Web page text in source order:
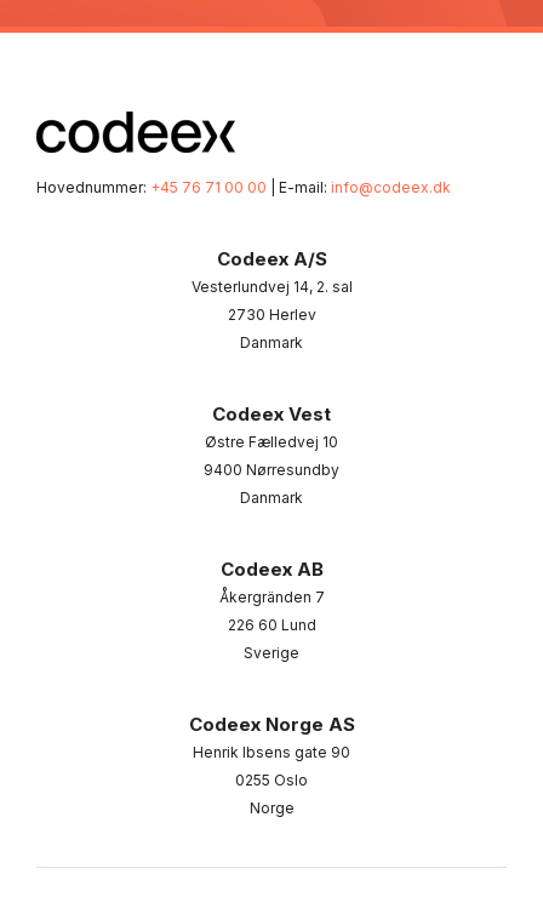
Hovednummer: +45 76 71 00 00 | E-mail: info@codeex.dk
Codeex A/S
Vesterlundvej 14, 2. sal
2730 Herlev
Danmark
Codeex Vest
Østre Fælledvej 10
9400 Nørresundby
Danmark
Codeex AB
Åkergränden 7
226 60 Lund
Sverige
Codeex Norge AS
Henrik Ibsens gate 90
0255 Oslo
Norge